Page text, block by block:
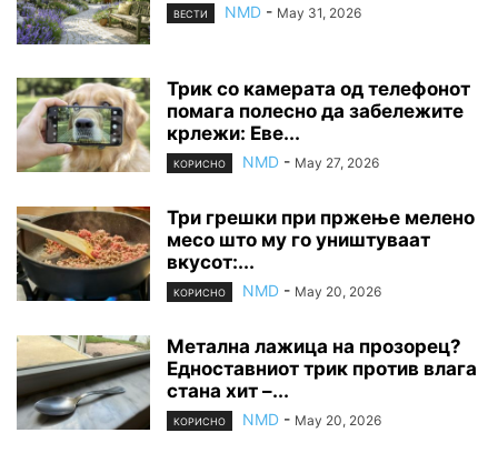
ВЕСТИ NMD - May 31, 2026
Трик со камерата од телефонот
помага полесно да забележите
крлежи: Еве...
КОРИСНО NMD - May 27, 2026
Три грешки при пржење мелено
месо што му го уништуваат
вкусот:...
КОРИСНО NMD - May 20, 2026
Метална лажица на прозорец?
Едноставниот трик против влага
стана хит –...
КОРИСНО NMD - May 20, 2026